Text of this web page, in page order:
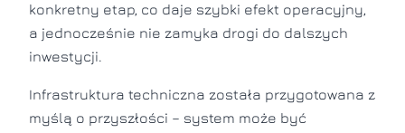
konkretny etap, co daje szybki efekt operacyjny,
a jednocześnie nie zamyka drogi do dalszych
inwestycji.
Infrastruktura techniczna została przygotowana z
myślą o przyszłości – system może być